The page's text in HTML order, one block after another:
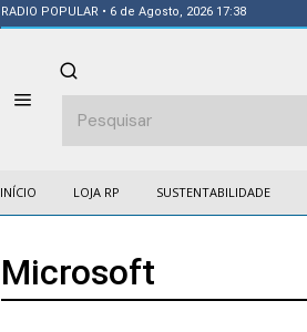
RADIO POPULAR • 6 de Agosto, 2026 17:38
INÍCIO LOJA RP SUSTENTABILIDADE
Microsoft